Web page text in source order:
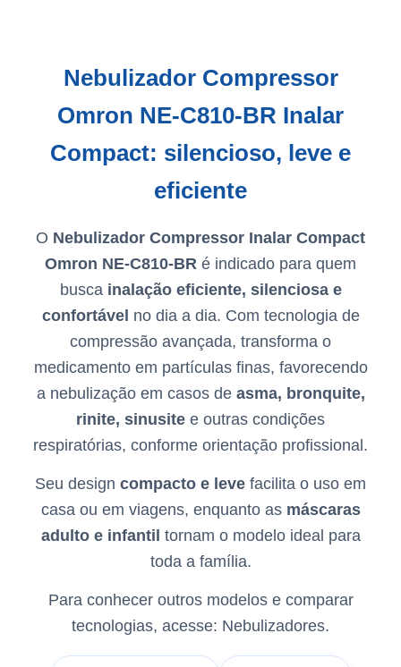
Nebulizador Compressor
Omron NE-C810-BR Inalar
Compact: silencioso, leve e
eficiente
O Nebulizador Compressor Inalar Compact
Omron NE-C810-BR é indicado para quem
busca inalação eficiente, silenciosa e
confortável no dia a dia. Com tecnologia de
compressão avançada, transforma o
medicamento em partículas finas, favorecendo
a nebulização em casos de asma, bronquite,
rinite, sinusite e outras condições
respiratórias, conforme orientação profissional.
Seu design compacto e leve facilita o uso em
casa ou em viagens, enquanto as máscaras
adulto e infantil tornam o modelo ideal para
toda a família.
Para conhecer outros modelos e comparar
tecnologias, acesse: Nebulizadores.